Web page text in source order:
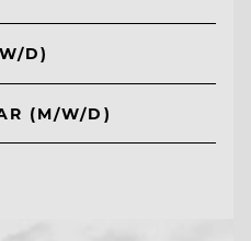
D)
(M/W/D)